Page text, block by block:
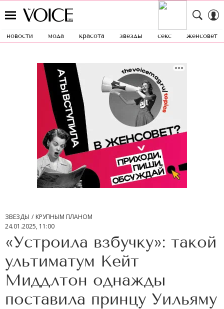
новости мода красота звезды секс женсовет
ЗВЕЗДЫ
КРУПНЫМ ПЛАНОМ
24.01.2025, 11:00
«Устроила взбучку»: такой
ультиматум Кейт
Миддлтон однажды
поставила принцу Уильяму